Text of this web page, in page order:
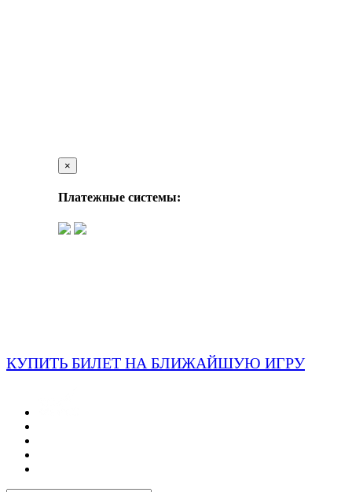
×
Платежные системы:
КУПИТЬ БИЛЕТ НА БЛИЖАЙШУЮ ИГРУ